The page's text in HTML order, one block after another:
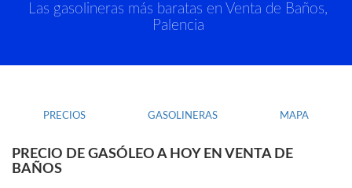
Las gasolineras más baratas en Venta de Baños,
Palencia
PRECIOS GASOLINERAS MAPA
PRECIO DE GASÓLEO A HOY EN VENTA DE
BAÑOS